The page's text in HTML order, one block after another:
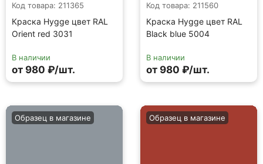
Код товара: 211365
Краска Hygge цвет RAL
Orient red 3031
В наличии
от 980 ₽/шт.
Код товара: 211560
Краска Hygge цвет RAL
Black blue 5004
В наличии
от 980 ₽/шт.
Образец в магазине Образец в магазине